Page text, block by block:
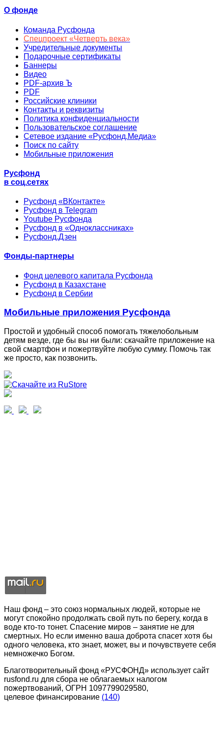
О фонде
Команда Русфонда
Спецпроект «Четверть века»
Учредительные документы
Подарочные сертификаты
Баннеры
Видео
PDF-архив Ъ
PDF
Российские клиники
Контакты и реквизиты
Политика конфиденциальности
Пользовательское соглашение
Сетевое издание «Русфонд.Медиа»
Поиск по сайту
Мобильные приложения
Русфонд
в соц.сетях
Русфонд «ВКонтакте»
Русфонд в Telegram
Youtube Русфонда
Русфонд в «Одноклассниках»
Русфонд.Дзен
Фонды-партнеры
Фонд целевого капитала Русфонда
Русфонд в Казахстане
Русфонд в Сербии
Мобильные приложения Русфонда
Простой и удобный способ помогать тяжелобольным
детям везде, где бы вы ни были: скачайте приложение на
свой смартфон и пожертвуйте любую сумму. Помочь так
же просто, как позвонить.
Наш фонд – это союз нормальных людей, которые не
могут спокойно продолжать свой путь по берегу, когда в
воде кто-то тонет. Спасение миров – занятие не для
смертных. Но если именно ваша доброта спасет хотя бы
одного человека, кто знает, может, вы и почувствуете себя
немножечко Богом.
Благотворительный фонд «РУСФОНД» использует сайт
rusfond.ru для сбора не облагаемых налогом
пожертвований, ОГРН 1097799029580,
целевое финансирование (140)